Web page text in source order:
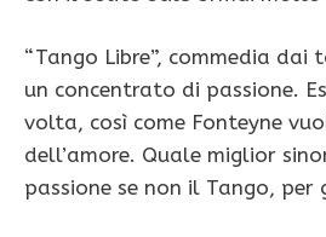
“Tango Libre”, commedia dai
un concentrato di passione.
volta, così come Fonteyne
dell’amore. Quale miglior
passione se non il Tango, per